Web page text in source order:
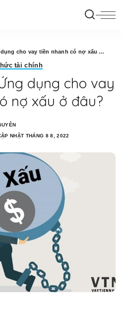
cho vay tiền nhanh có nợ xấu ở đâu?
tài chính
dụng cho vay
nợ xấu ở đâu?
NHẬT THÁNG 8 8, 2022